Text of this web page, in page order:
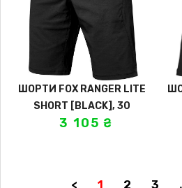
ШОРТИ FOX RANGER LITE
SHORT [BLACK], 30
3 105₴
< 1 2 3